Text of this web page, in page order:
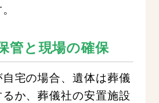
管と現場の確保
宅の場合、遺体は葬儀
か、葬儀社の安置施設